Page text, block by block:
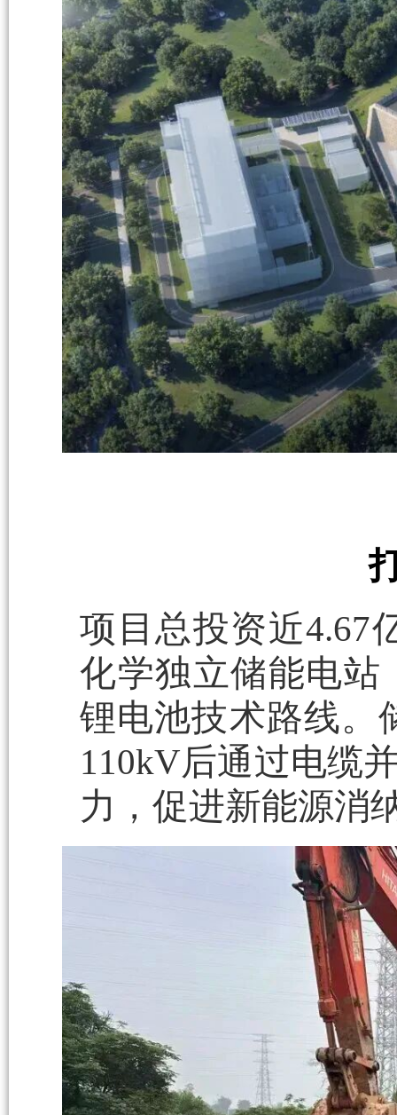
项目总投资近4.67
化学独立储能电站
锂电池技术路线。
110kV后通过电缆
力，促进新能源消